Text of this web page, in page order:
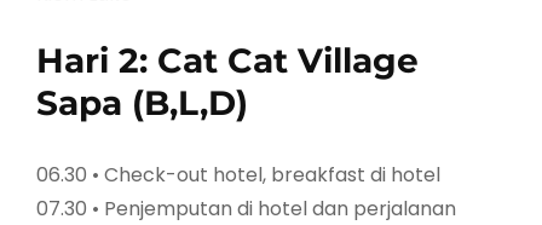
Hari 2: Cat Cat Village
Sapa (B,L,D)
06.30 • Check-out hotel, breakfast di hotel
07.30 • Penjemputan di hotel dan perjalanan